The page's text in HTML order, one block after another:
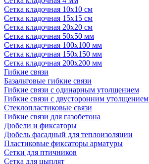
Сетка кладочная 10x10 см
Сетка кладочная 15x15 см
Сетка кладочная 20x20 см
Сетка кладочная 50x50 мм
Сетка кладочная 100x100 мм
Сетка кладочная 150x150 мм
Сетка кладочная 200x200 мм
Гибкие связи
Базальтовые гибкие связи
Гибкие связи с одинарным утолщением
Гибкие связи с двусторонним утолщением
Стеклопластиковые связи
Гибкие связи для газобетона
Дюбели и фиксаторы
Дюбель фасадный для теплоизоляции
Пластиковые фиксаторы арматуры
Сетки для птичников
Сетка для цыплят